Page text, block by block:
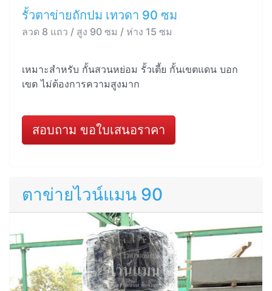
รั้วตาข่ายถักปม เทวดา 90 ซม
ลวด 8 แถว / สูง 90 ซม / ห่าง 15 ซม
เหมาะสำหรับ กั้นสวนหย่อม รั้วเตี้ย กั้นเขตแดน บอก
เขต ไม่ต้องการความสูงมาก
สอบถาม ขอใบเสนอราคา
ตาข่ายไวน์แมน 90